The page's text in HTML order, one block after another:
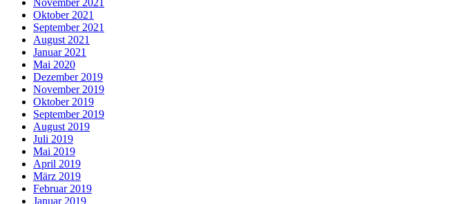
Oktober 2021
September 2021
August 2021
Januar 2021
Mai 2020
Dezember 2019
November 2019
Oktober 2019
September 2019
August 2019
Juli 2019
Mai 2019
April 2019
März 2019
Februar 2019
Januar 2019